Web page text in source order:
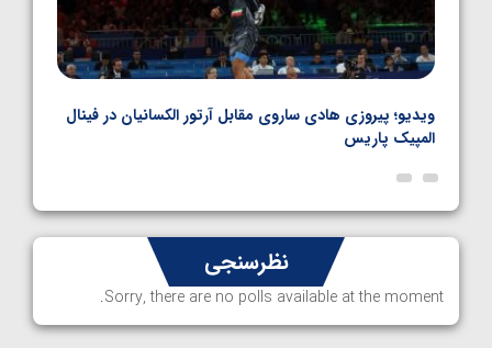
ویدیو؛ پیروزی هادی ساروی مقابل آرتور الکسانیان در فینال
المپیک پاریس
نظرسنجی
Sorry, there are no polls available at the moment.